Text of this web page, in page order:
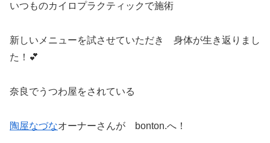
いつものカイロプラクティックで施術
新しいメニューを試させていただき 身体が生き返りまし
た！💕
奈良でうつわ屋をされている
陶屋なづなオーナーさんが bonton.へ！